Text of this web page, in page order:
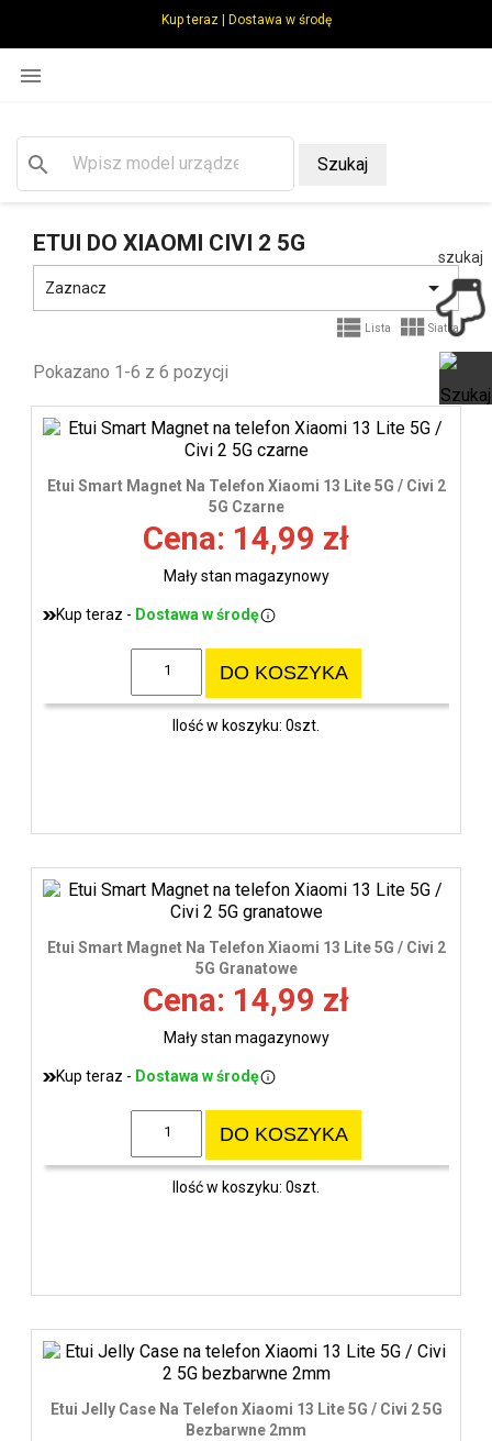
Kup teraz | Dostawa w środę

search Szukaj
ETUI DO XIAOMI CIVI 2 5G
Zaznacz 
 Lista  Siatka
Pokazano 1-6 z 6 pozycji
Etui Smart Magnet Na Telefon Xiaomi 13 Lite 5G / Civi 2
5G Czarne
Cena: 14,99 zł
Mały stan magazynowy
Kup teraz - Dostawa w środę
DO KOSZYKA
Ilość w koszyku: 0szt.
Etui Smart Magnet Na Telefon Xiaomi 13 Lite 5G / Civi 2
5G Granatowe
Cena: 14,99 zł
Mały stan magazynowy
Kup teraz - Dostawa w środę
DO KOSZYKA
Ilość w koszyku: 0szt.
Etui Jelly Case Na Telefon Xiaomi 13 Lite 5G / Civi 2 5G
Bezbarwne 2mm
szukaj